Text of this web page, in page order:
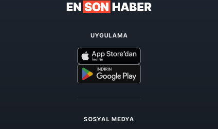
UYGULAMA
SOSYAL MEDYA